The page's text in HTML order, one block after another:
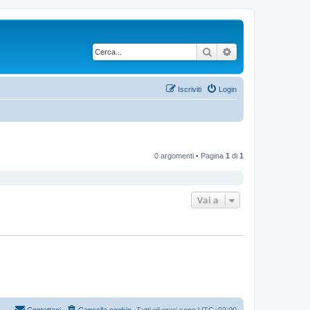
Cerca
Login
Iscriviti
0 argomenti • Pagina 1 di 1
Vai a